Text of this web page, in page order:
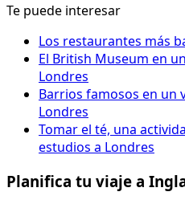
Te puede interesar
Los restaurantes más
El British Museum en
Londres
Barrios famosos en un
Londres
Tomar el té, una
estudios a Londres
Planifica tu viaje a